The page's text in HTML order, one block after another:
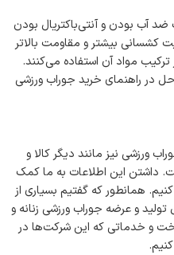
ضد آب بودن و آنتی‌باکتریال بودن
کشسانی بیشتر و مقاومت بالاتر
مواد آن استفاده می‌کنند.
در راهنمای خرید جوراب ورزشی
ورزشی نیز مانند دیگر کالا و
داشتن این اطلاعات به ما کمک
همانطور که گفتیم بسیاری از
و عرضه جوراب ورزشی زنانه و
و خدماتی که این شرکت‌ها در